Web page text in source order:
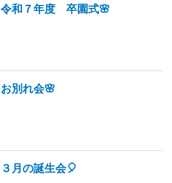
令和７年度 卒園式🌸
お別れ会🌸
３月の誕生会🎈